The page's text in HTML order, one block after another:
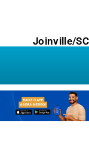
Joinville/SC